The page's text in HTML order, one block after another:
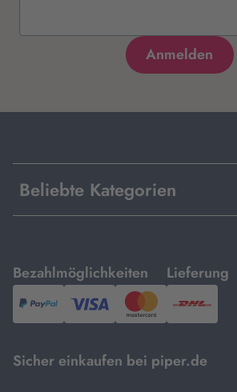
Beliebte Kategorien
Bezahlmöglichkeiten
mit
PayPal,Visa
und
Lieferung
mit
DHL.
Sicher einkaufen bei piper.de